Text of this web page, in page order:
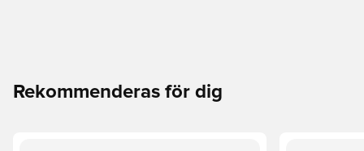
Rekommenderas för dig